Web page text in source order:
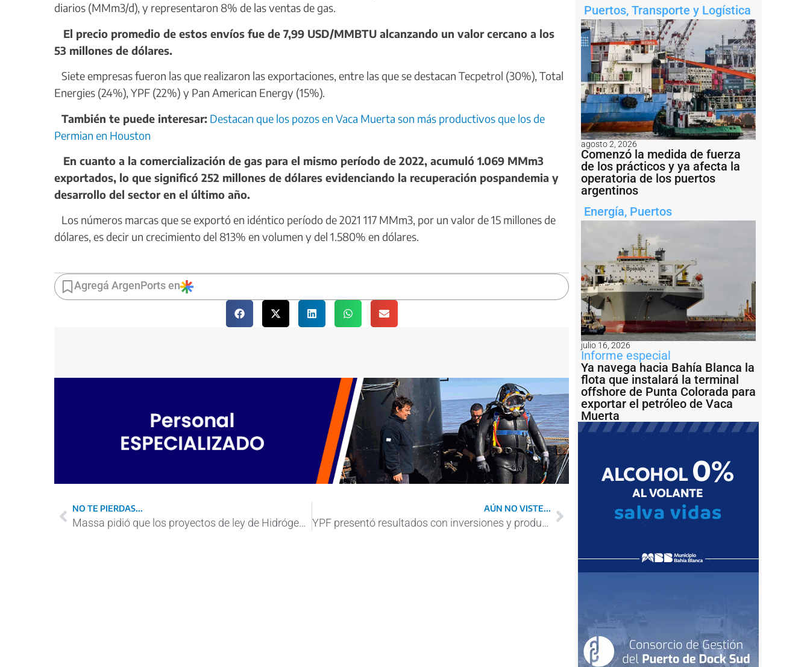
diarios (MMm3/d), y representaron 8% de las ventas de gas.
El precio promedio de estos envíos fue de 7,99 USD/MMBTU alcanzando un valor cercano a los
53 millones de dólares.
Siete empresas fueron las que realizaron las exportaciones, entre las que se destacan Tecpetrol (30%), Total
Energies (24%), YPF (22%) y Pan American Energy (15%).
También te puede interesar: Destacan que los pozos en Vaca Muerta son más productivos que los de
Permian en Houston
En cuanto a la comercialización de gas para el mismo período de 2022, acumuló 1.069 MMm3
exportados, lo que significó 252 millones de dólares evidenciando la recuperación pospandemia y
desarrollo del sector en el último año.
Los números marcas que se exportó en idéntico período de 2021 117 MMm3, por un valor de 15 millones de
dólares, es decir un crecimiento del 813% en volumen y del 1.580% en dólares.
Agregá ArgenPorts en
NO TE PIERDAS...
Massa pidió que los proyectos de ley de Hidrógeno y GNL se presenten en noviembre
AÚN NO VISTE...
YPF presentó resultados con inversiones y producción en crecimiento
Puertos, Transporte y Logística
agosto 2, 2026
Comenzó la medida de fuerza
de los prácticos y ya afecta la
operatoria de los puertos
argentinos
Energía, Puertos
julio 16, 2026
Informe especial
Ya navega hacia Bahía Blanca la
flota que instalará la terminal
offshore de Punta Colorada para
exportar el petróleo de Vaca
Muerta